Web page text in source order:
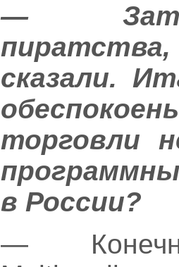
—
сказали.
торговли
в России?
—